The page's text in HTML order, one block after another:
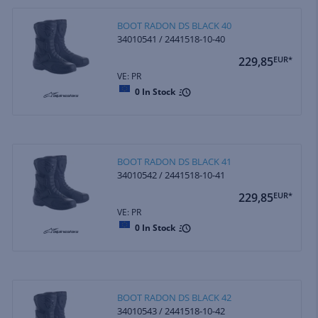
BOOT RADON DS BLACK 40
34010541 / 2441518-10-40
229,85EUR*
VE: PR
0 In Stock
BOOT RADON DS BLACK 41
34010542 / 2441518-10-41
229,85EUR*
VE: PR
0 In Stock
BOOT RADON DS BLACK 42
34010543 / 2441518-10-42